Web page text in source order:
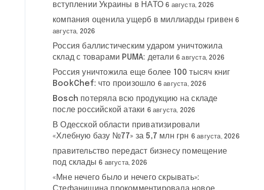
вступлении Украины в НАТО 6 августа, 2026
компания оценила ущерб в миллиарды гривен 6
августа, 2026
Россия баллистическим ударом уничтожила
склад с товарами PUMA: детали 6 августа, 2026
Россия уничтожила еще более 100 тысяч книг
BookChef: что произошло 6 августа, 2026
Bosch потеряла всю продукцию на складе
после российской атаки 6 августа, 2026
В Одесской области приватизировали
«Хлебную базу №77» за 5,7 млн грн 6 августа, 2026
правительство передаст бизнесу помещение
под склады 6 августа, 2026
«Мне нечего было и нечего скрывать»: